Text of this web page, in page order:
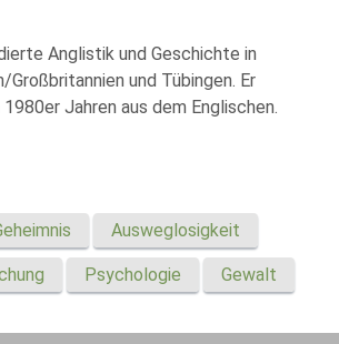
Anglistik und Geschichte in
Großbritannien und Tübingen. Er
Jahren aus dem Englischen.
Ausweglosigkeit
Psychologie Gewalt